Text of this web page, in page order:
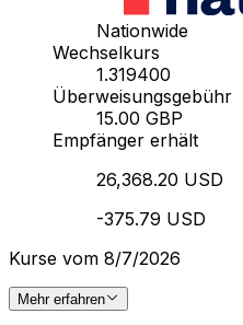
Nationwide
Wechselkurs
1.319400
Überweisungsgebühr
15.00 GBP
Empfänger erhält
26,368.20 USD
-375.79 USD
Kurse vom 8/7/2026
Mehr erfahren